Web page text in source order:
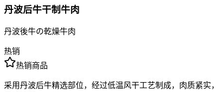
丹波后牛干制牛肉
丹波後牛の乾燥牛肉
热销
热销商品
采用丹波后牛精选部位，经过低温风干工艺制成，肉质紧实，